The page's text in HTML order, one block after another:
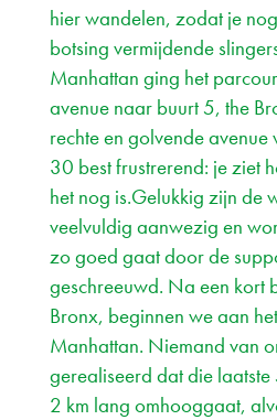
hier wandelen, zodat je
botsing vermijdende
Manhattan ging het
avenue naar buurt 5, the
rechte en golvende
30 best frustrerend: je ziet
het nog is.Gelukkig zijn de
veelvuldig aanwezig en
zo goed gaat door de
geschreeuwd. Na een kort
Bronx, beginnen we aan
Manhattan. Niemand van
gerealiseerd dat die
2 km lang omhooggaat,